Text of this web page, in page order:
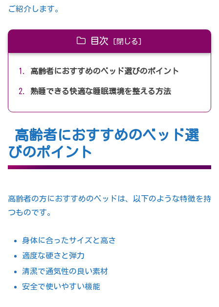
ご紹介します。
目次
高齢者におすすめのベッド選びのポイント
熟睡できる快適な睡眠環境を整える方法
高齢者におすすめのベッド選
びのポイント
高齢者の方におすすめのベッドは、以下のような特徴を持
つものです。
身体に合ったサイズと高さ
適度な硬さと弾力
清潔で通気性の良い素材
安全で使いやすい機能